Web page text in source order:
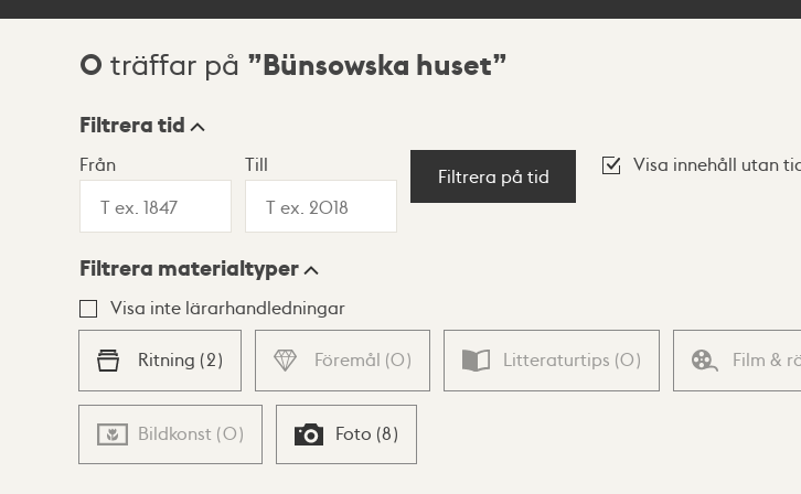
Sökresultat
0 träffar på Bünsowska huset
Visningsläge
Lista Karta
Filtrera tid
Från Till
Filtrera på tid
Visa innehåll utan
Filtrera materialtyper
Visa inte lärarhandledningar
Ritning (2) Föremål (0) Litteraturtips (0) Film &
Bildkonst (0) Foto (8)